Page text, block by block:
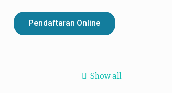
Pendaftaran Online
Show all